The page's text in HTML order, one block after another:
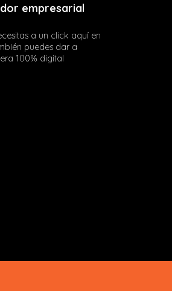
empresarial
a un click aquí en
puedes dar a
100% digital